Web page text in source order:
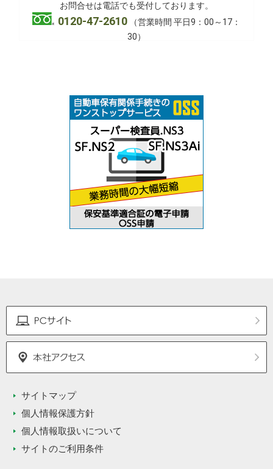
お問合せは電話でも受付しております。
0120-47-2610（営業時間 平日9：00～17：
30）
サイトマップ
個人情報保護方針
個人情報取扱いについて
サイトのご利用条件